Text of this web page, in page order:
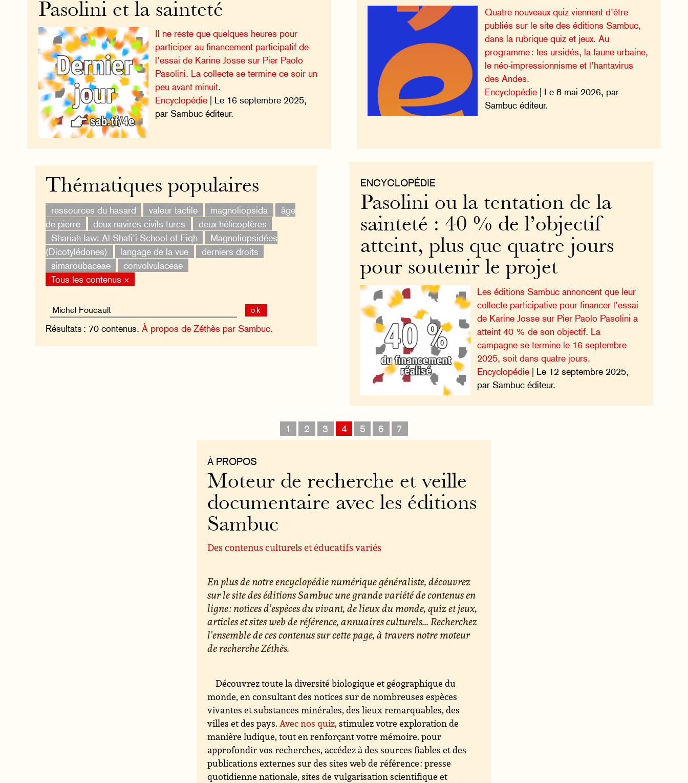
Quatre nouveaux quiz viennent d’être
publiés sur le site des éditions Sambuc,
dans la rubrique quiz et jeux. Au
programme : les ursidés, la faune urbaine,
le néo-impressionnisme et l’hantavirus
des Andes.
Encyclopédie| Le 8 mai 2026, par
Sambuc éditeur.
Pasolini et la sainteté
Il ne reste que quelques heures pour
participer au financement participatif de
l’essai de Karine Josse sur Pier Paolo
Pasolini. La collecte se termine ce soir un
peu avant minuit.
Encyclopédie | Le 16 septembre 2025,
par Sambuc éditeur.
ENCYCLOPÉDIE
Pasolini ou la tentation de la
sainteté : 40 % de l’objectif
atteint, plus que quatre jours
pour soutenir le projet
Les éditions Sambuc annoncent que leur
collecte participative pour financer l’essai
de Karine Josse sur Pier Paolo Pasolini a
atteint 40 % de son objectif. La
campagne se termine le 16 septembre
2025, soit dans quatre jours.
Encyclopédie | Le 12 septembre 2025,
par Sambuc éditeur.
Thématiques populaires
ressources du hasard valeur tactile magnoliopsida
âge
de pierre
deux navires civils turcs
deux hélicoptères
Shariah law: Al-Shafi’i School of Fiqh
Magnoliopsidées
(Dicotylédones)
langage de la vue
derniers droits
simaroubaceae
convolvulaceae
Tous les contenus ×
ok
Résultats : 70 contenus. À propos de Zéthès par Sambuc.
1 2 3 4 5 6 7
À PROPOS
Moteur de recherche et veille
documentaire avec les éditions
Sambuc
Des contenus culturels et éducatifs variés
En plus de notre encyclopédie numérique généraliste, découvrez
sur le site des éditions Sambuc une grande variété de contenus en
ligne : notices d'espèces du vivant, de lieux du monde, quiz et jeux,
articles et sites web de référence, annuaires culturels... Recherchez
l'ensemble de ces contenus sur cette page, à travers notre moteur
de recherche Zéthès.
Découvrez toute la diversité biologique et géographique du
monde, en consultant des notices sur de nombreuses espèces
vivantes et substances minérales, des lieux remarquables, des
villes et des pays.Avec nos quiz, stimulez votre exploration de
manière ludique, tout en renforçant votre mémoire. pour
approfondir vos recherches, accédez à des sources fiables et des
publications externes sur des sites web de référence : presse
quotidienne nationale, sites de vulgarisation scientifique et